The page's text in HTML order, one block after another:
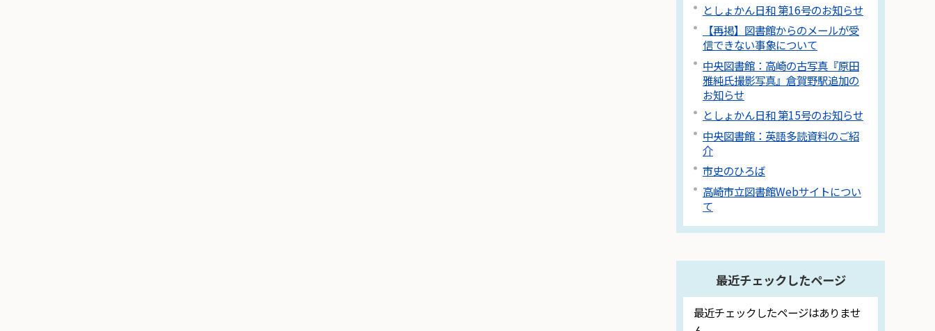
としょかん日和 第16号のお知らせ
【再掲】図書館からのメールが受
信できない事象について
中央図書館：高崎の古写真『原田
雅純氏撮影写真』倉賀野駅追加の
お知らせ
としょかん日和 第15号のお知らせ
中央図書館：英語多読資料のご紹
介
市史のひろば
高崎市立図書館Webサイトについ
て
最近チェックしたページ
最近チェックしたページはありませ